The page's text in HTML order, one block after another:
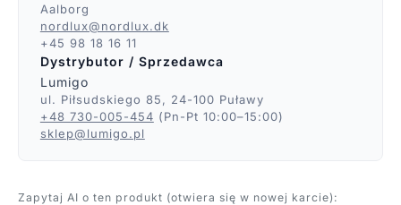
Aalborg
nordlux@nordlux.dk
+45 98 18 16 11
Dystrybutor / Sprzedawca
Lumigo
ul. Piłsudskiego 85, 24-100 Puławy
+48 730-005-454 (Pn-Pt 10:00–15:00)
sklep@lumigo.pl
Zapytaj AI o ten produkt (otwiera się w nowej karcie):